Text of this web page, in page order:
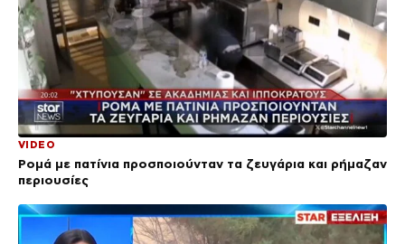
VIDEO
Ρομά με πατίνια προσποιούνταν τα ζευγάρια και ρήμαζαν
περιουσίες